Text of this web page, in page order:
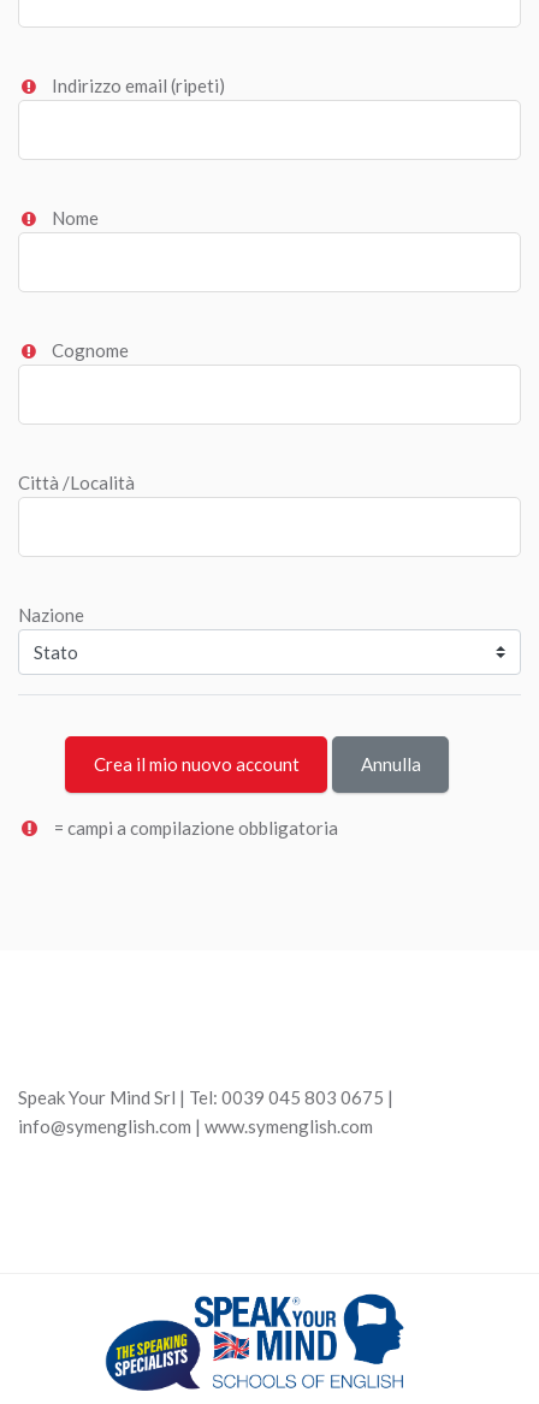
Indirizzo email (ripeti)
Nome
Cognome
Città /Località
Nazione
= campi a compilazione obbligatoria
Speak Your Mind Srl | Tel: 0039 045 803 0675 |
info@symenglish.com | www.symenglish.com